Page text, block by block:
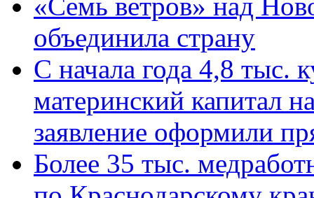
объединила страну
С начала года 4,8 тыс.
материнский капитал
заявление оформили
Более 35 тыс.